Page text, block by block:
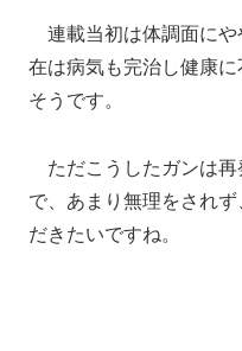
連載当初は体調面に
在は病気も完治し健康
そうです。
ただこうしたガンは
で、あまり無理をされ
だきたいですね。